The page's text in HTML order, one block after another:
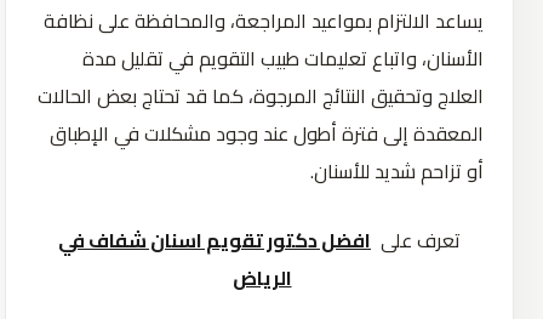
يساعد الالتزام بمواعيد المراجعة، والمحافظة على نظافة
الأسنان، واتباع تعليمات طبيب التقويم في تقليل مدة
العلاج وتحقيق النتائج المرجوة، كما قد تحتاج بعض الحالات
المعقدة إلى فترة أطول عند وجود مشكلات في الإطباق
أو تزاحم شديد للأسنان.
تعرف على افضل دكتور تقويم اسنان شفاف في
الرياض